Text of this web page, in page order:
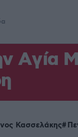
Aγία
Κασσελάκης